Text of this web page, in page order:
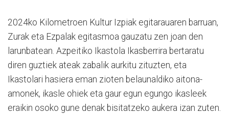
2024ko Kilometroen Kultur Izpiak egitarauaren barruan,
Zurak eta Ezpalak egitasmoa gauzatu zen joan den
larunbatean. Azpeitiko Ikastola Ikasberrira bertaratu
diren guztiek ateak zabalik aurkitu zituzten, eta
Ikastolari hasiera eman zioten belaunaldiko aitona-
amonek, ikasle ohiek eta gaur egun egungo ikasleek
eraikin osoko gune denak bisitatzeko aukera izan zuten.